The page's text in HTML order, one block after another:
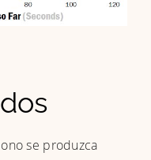
se produzca